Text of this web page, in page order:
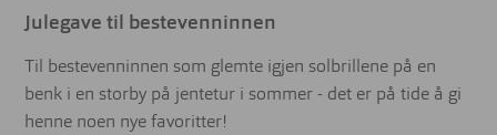
Julegave til bestevenninnen
Til bestevenninnen som glemte igjen solbrillene på en
benk i en storby på jentetur i sommer - det er på tide å gi
henne noen nye favoritter!